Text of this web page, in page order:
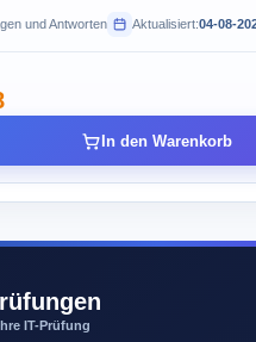
und Antworten Aktualisiert:04-08-
In den Warenkorb
IT-Prüfung